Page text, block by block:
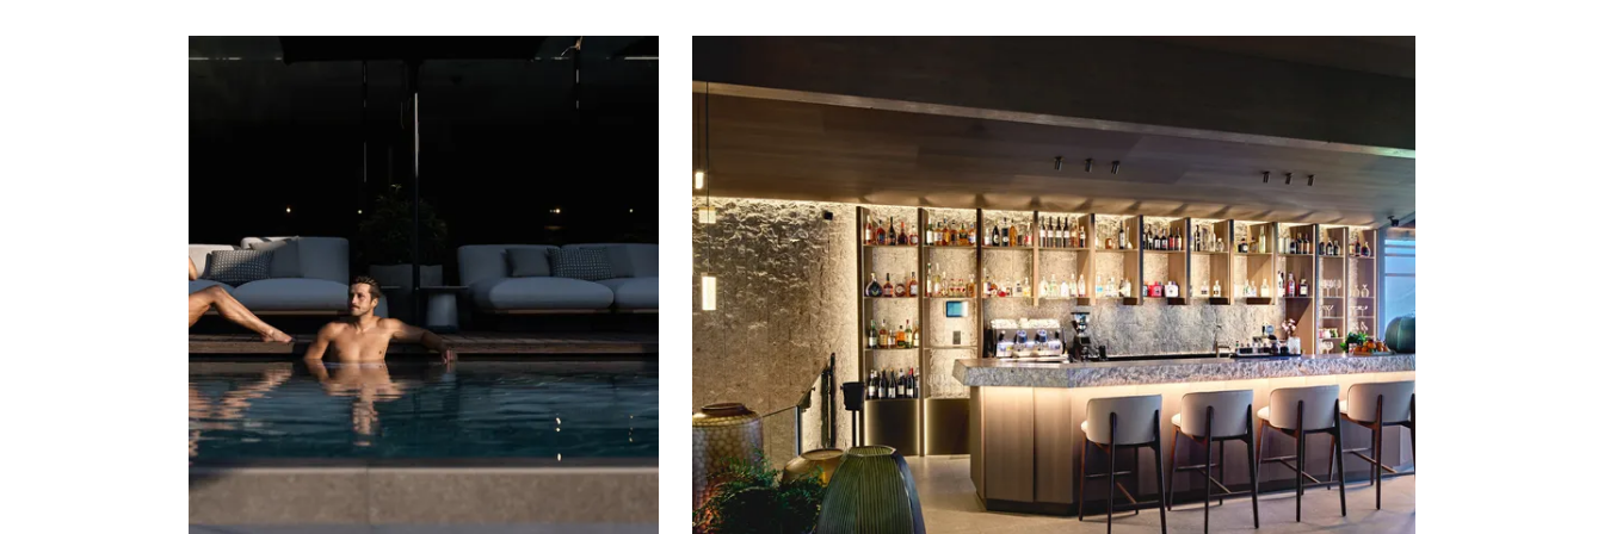
Die Suiten, Chalets und Villen entstanden in Zusammenarbeit mit dem Südtiroler Architekten Andreas Gruber und dem Kitzbüheler Interior Design
Unternehmen Bernd Gruber. Sie bieten Platz für zwei bis fünf Personen auf 75 bis 150 Quadratmetern. Das Interieur ist zurückhaltend und elegant in
Braun-Beige gehalten, zum Teil mit regionalen Materialien. Jede Einheit hat eine Sauna, eine Whirlwanne, einen Balkon oder eine Sonnenterrasse,
einen Kamin – und eine schöne Aussicht. Was die Fenster angeht, hat das Haus gerne mit der Tradition zu eher kleinen Lichtöffnungen gebrochen:
Und das Essen im Restaurant Johanns! Nur schon deshalb mag man gerne wiederkommen. Oder am liebsten grad bleiben. Unkompliziert die
Atmosphäre, raffiniert die Gerichte, die gerne traditionelle Südtiroler Speisen zeitgemäss interpretieren.
Die Halbpension bietet ein reichhaltiges Frühstück und täglich wechselnde Dinners. Mittags werden kleine Gerichte à la carte serviert, am
Nachmittag hausgemachtes Gebäck aus der Patisserie. An vier Abenden pro Woche gibt es die Möglichkeit, ein Gourmetmenu mit fünf oder acht
Gängen zu buchen, wahlweise mit Weinbegleitung von Elena Walch – serviert an nur vier Tischen oder am Chef’s Table in der Küche.
Schon nach einer Nacht kennt man die Menschen an den anderen Tischen, grüsst sich freundlich. Das Hotelteam sorgt für eine herzliche, aber
dennoch private Atmosphäre. Frisch verheiratete und gemeinsam alt gewordene Paare kommen hierher, um ihre Liebe zu pflegen. Werdende
Eltern, die nochmals ihre Zweisamkeit geniessen. Hündeler, welche ihren Vierbeinern einmal etwas anderes bieten wollen als den Stadtwald.
Familien, die ganz viel Zeit miteinander verbringen möchten; zum Austoben steht ein Spielplatz bereit.
Schwimmen, saunieren, abschalten
Das dreistöckige «Spa House» ist in der Mitte des Chalet-Dorfs gelegen und so für alle Gäste einfach zu erreichen. Es bietet für Erwachsene im
«Adults only»-Bereich eine finnische Sauna, ein Dampfbad und eine Lounge. Im untersten Stock gibt es Behandlungsräume, im Angebot sind
Gesichts- und Körperbehandlungen von der Südtiroler Naturkosmetikmarke Team Dr. Joseph oder vom deutschen Brand QMS Medicosmetics.
Faszinierend für Gross und Klein: Der Getränkespender, der über ein Tablet bedient wird. Der mittlere Bereich mit dem grossen In- und Outdoorpool
und vielen Ruheliegen steht allen Gästen offen, auch den Kleinen. Mit am schönsten: Man ruht einfach im geheizten Wasser und geniesst die
Aussicht auf Berge, Wald und Himmel.